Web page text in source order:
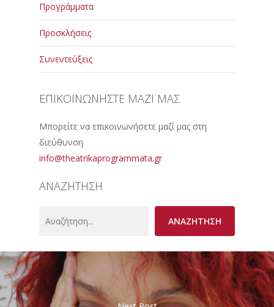
Προγράμματα
Προσκλήσεις
Συνεντεύξεις
ΕΠΙΚΟΙΝΩΝΗΣΤΕ ΜΑΖΙ ΜΑΣ
Μπορείτε να επικοινωνήσετε μαζί μας στη
διεύθυνση
info@theatrikaprogrammata.gr
ΑΝΑΖΗΤΗΣΗ
ΑΝΑΖΗΤΗΣΗ